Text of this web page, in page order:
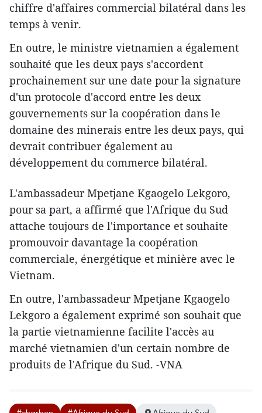
chiffre d'affaires commercial bilatéral dans les
temps à venir.
En outre, le ministre vietnamien a également
souhaité que les deux pays s'accordent
prochainement sur une date pour la signature
d'un protocole d'accord entre les deux
gouvernements sur la coopération dans le
domaine des minerais entre les deux pays, qui
devrait contribuer également au
développement du commerce bilatéral.
L'ambassadeur Mpetjane Kgaogelo Lekgoro,
pour sa part, a affirmé que l'Afrique du Sud
attache toujours de l'importance et souhaite
promouvoir davantage la coopération
commerciale, énergétique et minière avec le
Vietnam.
En outre, l'ambassadeur Mpetjane Kgaogelo
Lekgoro a également exprimé son souhait que
la partie vietnamienne facilite l'accès au
marché vietnamien d'un certain nombre de
produits de l'Afrique du Sud. -VNA